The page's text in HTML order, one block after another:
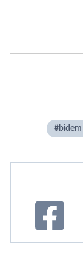
bidem